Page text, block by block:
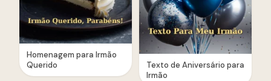
Homenagem para Irmão
Querido
Texto de Aniversário para
Irmão